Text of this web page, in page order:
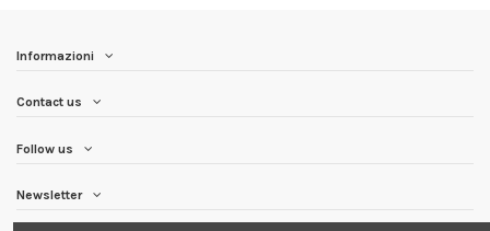
Informazioni
Contact us
Follow us
Newsletter